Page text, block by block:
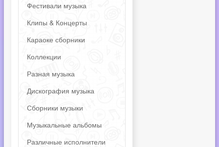
Фестивали музыка
Клипы & Концерты
Караоке сборники
Коллекции
Разная музыка
Дискография музыка
Сборники музыки
Музыкальные альбомы
Различные исполнители